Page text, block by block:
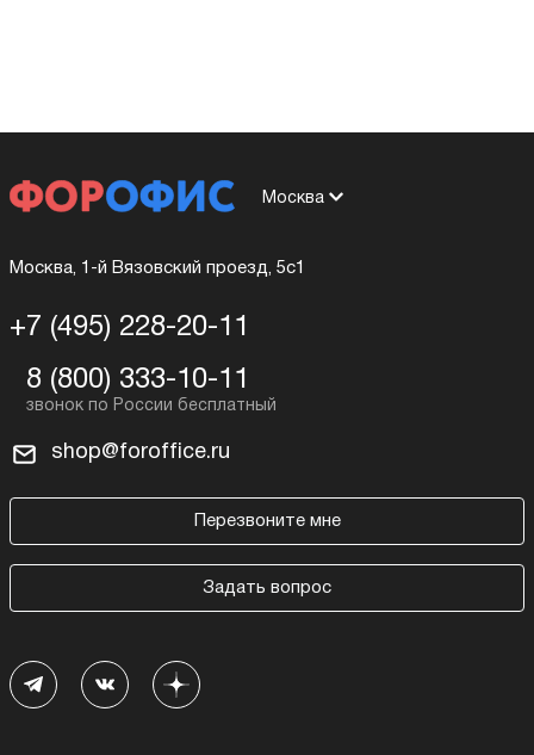
Москва
Москва, 1-й Вязовский проезд, 5с1
+7 (495) 228-20-11
8 (800) 333-10-11
shop@foroffice.ru
Перезвоните мне
Задать вопрос